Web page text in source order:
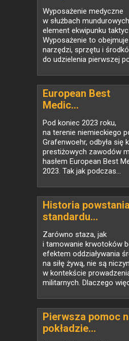
Wyposażenie medyczne
w służbach
element ekwipunku
Wyposażenie to
narzędzi, sprzętu i
do udzielenia pierwszej
European Best
Medic...
Pod koniec 2023 roku,
na terenie niemieckiego
Grafenwoehr, odbyła się
prestiżowych zawodów
hasłem European Best
2023. Tak jak podczas...
Historia powstania
standardu...
Zarówno staza, jak
i tamowanie krwotoków
efektem oddziaływania
na siłę żywą, nie są
w kontekście
militarnych. Dlaczego
Pierwsza pomoc
pokładzie...